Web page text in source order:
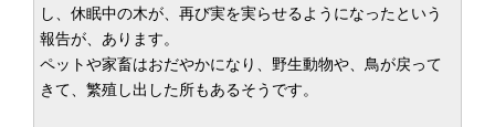
し、休眠中の木が、再び実を実らせるようになったという
報告が、あります。
ペットや家畜はおだやかになり、野生動物や、鳥が戻って
きて、繁殖し出した所もあるそうです。